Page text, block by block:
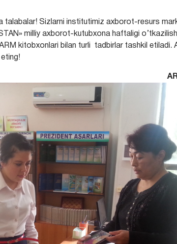
talabalar! Sizlarni institutimiz axborot-resurs
milliy axborot-kutubxona haftaligi
kitobxonlari bilan turli tadbirlar tashkil etiladi.